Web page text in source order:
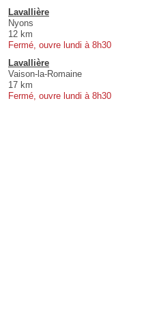
Lavallière
Nyons
12 km
Fermé, ouvre lundi à 8h30
Lavallière
Vaison-la-Romaine
17 km
Fermé, ouvre lundi à 8h30